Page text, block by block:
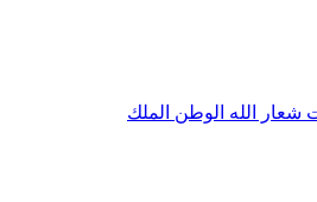
الله الوطن الملك